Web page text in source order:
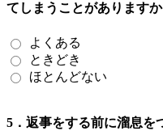
てしまうことがありますか
よくある
ときどき
ほとんどない
5．返事をする前に溜息を